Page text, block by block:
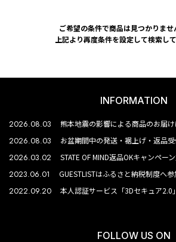
ご希望の条件で商品は見つかりませ
上記より再度条件を設定して検索して
INFORMATION
2026.08.03 熊本地震の影響による商品のお届け
2026.08.03 お盆期間中の発送・裾上げ・返品受
2026.03.02 STATE OF MIND返品OKキャンペー
2023.06.01 GUESTLISTはふるさと納税制度へ参
2022.09.20 本人認証サービス「3Dセキュア2.0
FOLLOW US ON